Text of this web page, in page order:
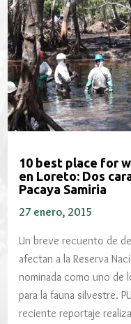
10 best place for
en Loreto: Dos
Pacaya Samiria
27 enero, 2015
Un breve recuento de
afectan a la Reserva
nominada como uno de
para la fauna silvestre.
reciente reportaje